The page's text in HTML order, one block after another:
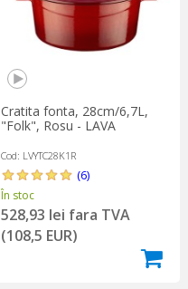
Cratita fonta, 28cm/6,7L,
"Folk", Rosu - LAVA
Cod: LVYTC28K1R
(6)
În stoc
528,93 lei fara TVA
(108,5 EUR)